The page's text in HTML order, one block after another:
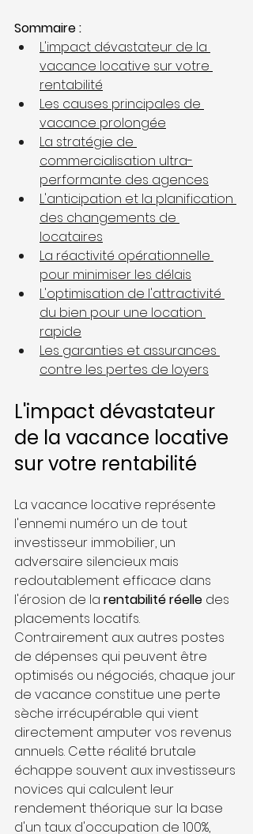
Sommaire :
L'impact dévastateur de la
vacance locative sur votre
rentabilité
Les causes principales de
vacance prolongée
La stratégie de
commercialisation ultra-
performante des agences
L'anticipation et la planification
des changements de
locataires
La réactivité opérationnelle
pour minimiser les délais
L'optimisation de l'attractivité
du bien pour une location
rapide
Les garanties et assurances
contre les pertes de loyers
L'impact dévastateur
de la vacance locative
sur votre rentabilité
La vacance locative représente
l'ennemi numéro un de tout
investisseur immobilier, un
adversaire silencieux mais
redoutablement efficace dans
l'érosion de la rentabilité réelle des
placements locatifs.
Contrairement aux autres postes
de dépenses qui peuvent être
optimisés ou négociés, chaque jour
de vacance constitue une perte
sèche irrécupérable qui vient
directement amputer vos revenus
annuels. Cette réalité brutale
échappe souvent aux investisseurs
novices qui calculent leur
rendement théorique sur la base
d'un taux d'occupation de 100%,